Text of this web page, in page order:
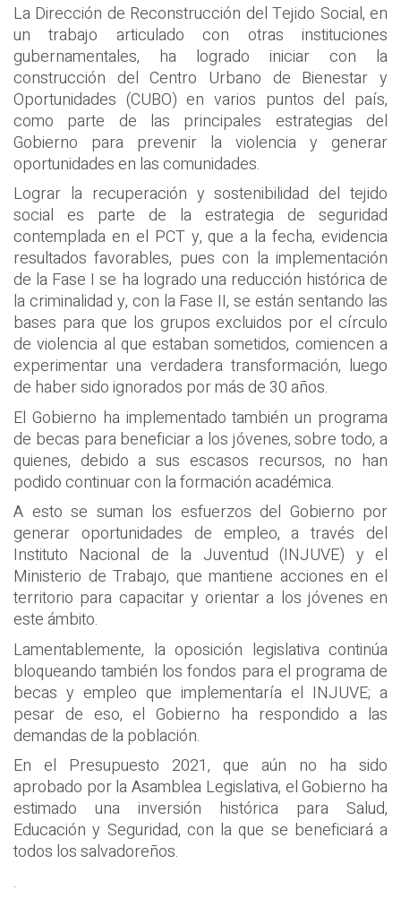
La Dirección de Reconstrucción del Tejido Social, en
un trabajo articulado con otras instituciones
gubernamentales, ha logrado iniciar con la
construcción del Centro Urbano de Bienestar y
Oportunidades (CUBO) en varios puntos del país,
como parte de las principales estrategias del
Gobierno para prevenir la violencia y generar
oportunidades en las comunidades.
Lograr la recuperación y sostenibilidad del tejido
social es parte de la estrategia de seguridad
contemplada en el PCT y, que a la fecha, evidencia
resultados favorables, pues con la implementación
de la Fase I se ha logrado una reducción histórica de
la criminalidad y, con la Fase II, se están sentando las
bases para que los grupos excluidos por el círculo
de violencia al que estaban sometidos, comiencen a
experimentar una verdadera transformación, luego
de haber sido ignorados por más de 30 años.
El Gobierno ha implementado también un programa
de becas para beneficiar a los jóvenes, sobre todo, a
quienes, debido a sus escasos recursos, no han
podido continuar con la formación académica.
A esto se suman los esfuerzos del Gobierno por
generar oportunidades de empleo, a través del
Instituto Nacional de la Juventud (INJUVE) y el
Ministerio de Trabajo, que mantiene acciones en el
territorio para capacitar y orientar a los jóvenes en
este ámbito.
Lamentablemente, la oposición legislativa continúa
bloqueando también los fondos para el programa de
becas y empleo que implementaría el INJUVE; a
pesar de eso, el Gobierno ha respondido a las
demandas de la población.
En el Presupuesto 2021, que aún no ha sido
aprobado por la Asamblea Legislativa, el Gobierno ha
estimado una inversión histórica para Salud,
Educación y Seguridad, con la que se beneficiará a
todos los salvadoreños.
.